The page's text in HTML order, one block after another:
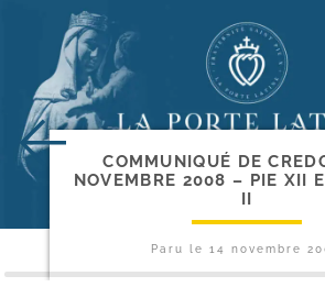
COMMUNIQUÉ DE
NOVEMBRE 2008 – PIE XII
II
Paru le14 novembre